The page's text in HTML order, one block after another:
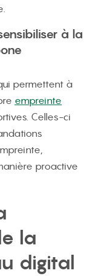
à la
permettent à
empreinte
Celles-ci
proactive
la
digital